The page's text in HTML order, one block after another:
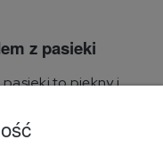
z pasieki
to piękny i